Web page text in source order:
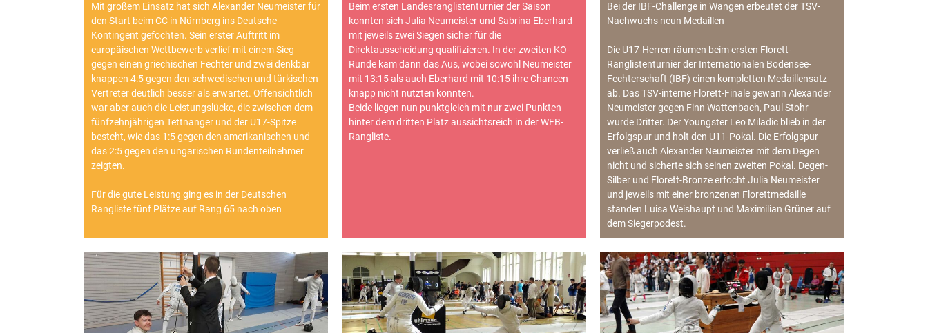
Mit großem Einsatz hat sich Alexander Neumeister für
den Start beim CC in Nürnberg ins Deutsche
Kontingent gefochten. Sein erster Auftritt im
europäischen Wettbewerb verlief mit einem Sieg
gegen einen griechischen Fechter und zwei denkbar
knappen 4:5 gegen den schwedischen und türkischen
Vertreter deutlich besser als erwartet. Offensichtlich
war aber auch die Leistungslücke, die zwischen dem
fünfzehnjährigen Tettnanger und der U17-Spitze
besteht, wie das 1:5 gegen den amerikanischen und
das 2:5 gegen den ungarischen Rundenteilnehmer
zeigten.
Für die gute Leistung ging es in der Deutschen
Rangliste fünf Plätze auf Rang 65 nach oben
Beim ersten Landesranglistenturnier der Saison
konnten sich Julia Neumeister und Sabrina Eberhard
mit jeweils zwei Siegen sicher für die
Direktausscheidung qualifizieren. In der zweiten KO-
Runde kam dann das Aus, wobei sowohl Neumeister
mit 13:15 als auch Eberhard mit 10:15 ihre Chancen
knapp nicht nutzten konnten.
Beide liegen nun punktgleich mit nur zwei Punkten
hinter dem dritten Platz aussichtsreich in der WFB-
Rangliste.
Bei der IBF-Challenge in Wangen erbeutet der TSV-
Nachwuchs neun Medaillen
Die U17-Herren räumen beim ersten Florett-
Ranglistenturnier der Internationalen Bodensee-
Fechterschaft (IBF) einen kompletten Medaillensatz
ab. Das TSV-interne Florett-Finale gewann Alexander
Neumeister gegen Finn Wattenbach, Paul Stohr
wurde Dritter. Der Youngster Leo Miladic blieb in der
Erfolgspur und holt den U11-Pokal. Die Erfolgspur
verließ auch Alexander Neumeister mit dem Degen
nicht und sicherte sich seinen zweiten Pokal. Degen-
Silber und Florett-Bronze erfocht Julia Neumeister
und jeweils mit einer bronzenen Florettmedaille
standen Luisa Weishaupt und Maximilian Grüner auf
dem Siegerpodest.